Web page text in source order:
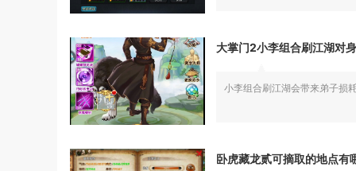
大掌门2小李组合刷江湖对
小李组合刷江湖会带来弟子损
卧虎藏龙贰可摘取的地点有